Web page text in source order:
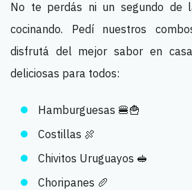
No te perdás ni un segundo de
cocinando. Pedí nuestros
disfrutá del mejor sabor en
deliciosas para todos:
Hamburguesas 🍔🍟
Costillas 🍖
Chivitos Uruguayos 🥪
Choripanes 🥖